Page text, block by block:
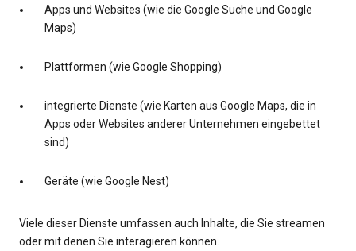
Apps und Websites (wie die Google Suche und Google
Maps)
Plattformen (wie Google Shopping)
integrierte Dienste (wie Karten aus Google Maps, die in
Apps oder Websites anderer Unternehmen eingebettet
sind)
Geräte (wie Google Nest)
Viele dieser Dienste umfassen auch Inhalte, die Sie streamen
oder mit denen Sie interagieren können.